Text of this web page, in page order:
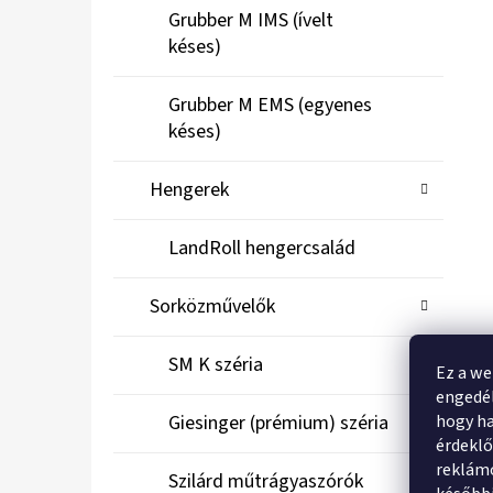
Ez a
hogy
Grubber M IMS (ívelt
késes)
Grubber M EMS (egyenes
késes)
Hengerek
LandRoll hengercsalád
Sorközművelők
SM K széria
Giesinger (prémium) széria
Szilárd műtrágyaszórók